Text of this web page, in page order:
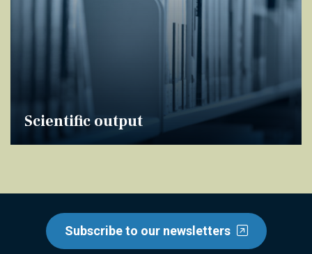
Scientific output
Subscribe to our newsletters